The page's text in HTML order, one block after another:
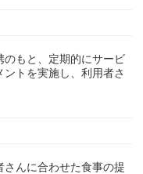
のもと、定期的にサービ
トを実施し、利用者さ
んに合わせた食事の提